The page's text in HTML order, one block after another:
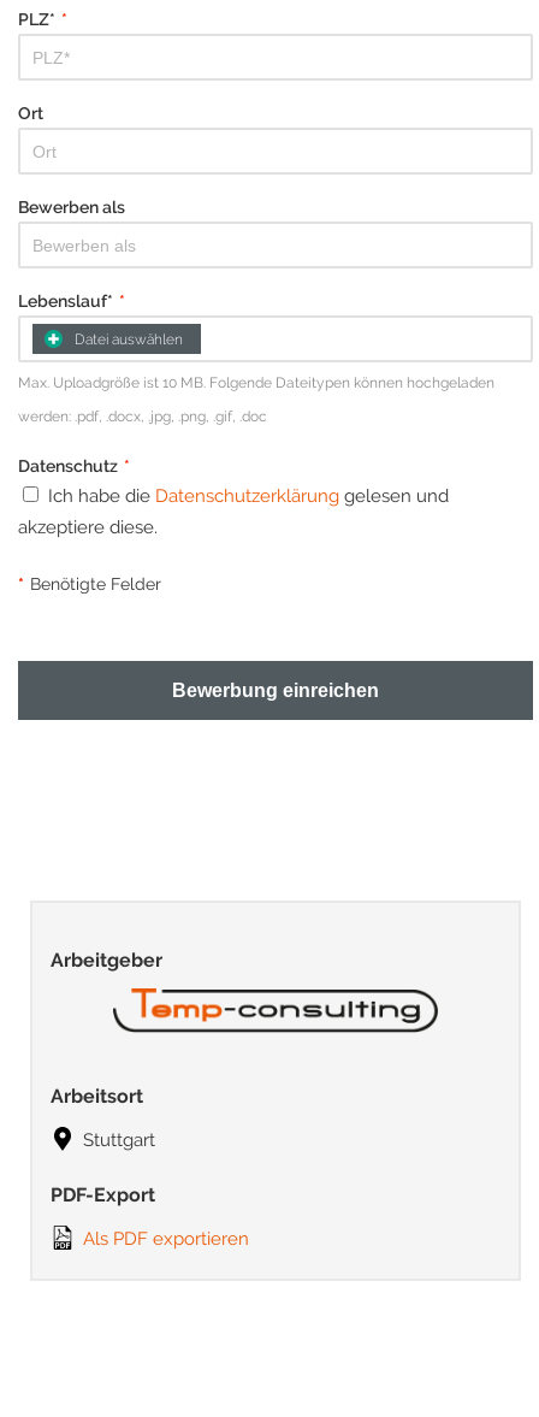
PLZ* *
Ort
Bewerben als
Lebenslauf* *
Datei auswählen
Max. Uploadgröße ist 10 MB. Folgende Dateitypen können hochgeladen
werden: .pdf, .docx, .jpg, .png, .gif, .doc
Datenschutz *
Ich habe die Datenschutzerklärung gelesen und
akzeptiere diese.
* Benötigte Felder
Bewerbung einreichen
Arbeitgeber
Arbeitsort
Stuttgart
PDF-Export
Als PDF exportieren